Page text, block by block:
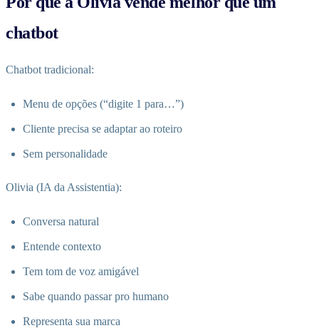
chatbot
Chatbot tradicional:
Menu de opções (“digite 1 para…”)
Cliente precisa se adaptar ao roteiro
Sem personalidade
Olivia (IA da Assistentia):
Conversa natural
Entende contexto
Tem tom de voz amigável
Sabe quando passar pro humano
Representa sua marca